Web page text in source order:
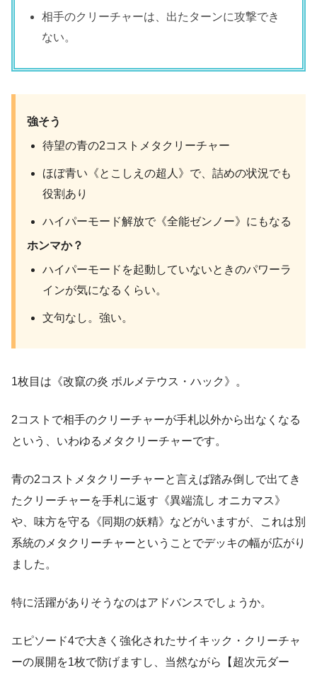
相手のクリーチャーは、出たターンに攻撃でき
ない。
強そう
待望の青の2コストメタクリーチャー
ほぼ青い《とこしえの超人》で、詰めの状況でも
役割あり
ハイパーモード解放で《全能ゼンノー》にもなる
ホンマか？
ハイパーモードを起動していないときのパワーラ
インが気になるくらい。
文句なし。強い。
1枚目は《改竄の炎 ボルメテウス・ハック》。
2コストで相手のクリーチャーが手札以外から出なくなる
という、いわゆるメタクリーチャーです。
青の2コストメタクリーチャーと言えば踏み倒しで出てき
たクリーチャーを手札に返す《異端流し オニカマス》
や、味方を守る《同期の妖精》などがいますが、これは別
系統のメタクリーチャーということでデッキの幅が広がり
ました。
特に活躍がありそうなのはアドバンスでしょうか。
エピソード4で大きく強化されたサイキック・クリーチャ
ーの展開を1枚で防げますし、当然ながら【超次元ダー